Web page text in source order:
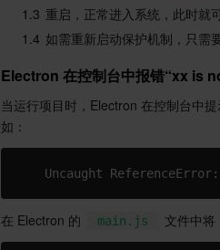
1.3 重启，正常进入系统，此时就
1.4 如需重新启动保护机制，只需
Electron 在控制台中报错“xx is
当运行项目时，Electron 在控制台中提
如：
Uncaught
在 Electron 的 main.js 文件中将